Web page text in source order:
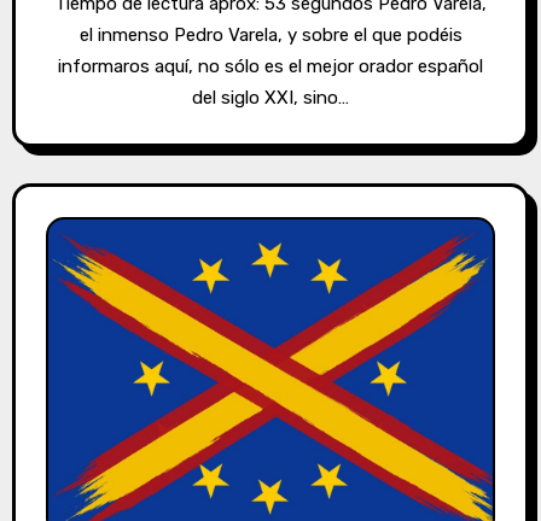
el inmenso Pedro Varela, y sobre el que podéis
informaros aquí, no sólo es el mejor orador español
del siglo XXI, sino…